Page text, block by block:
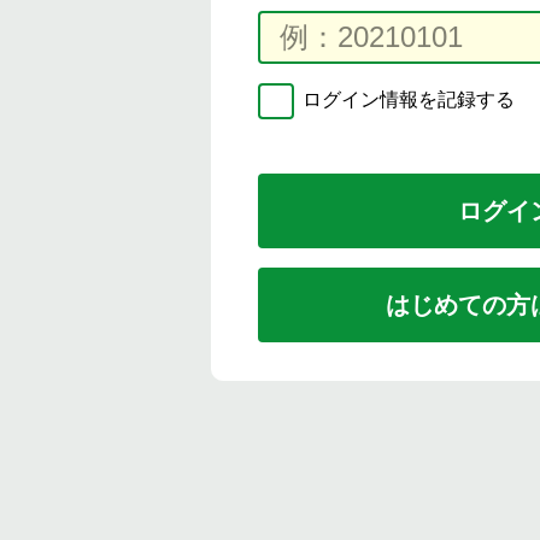
ログイン情報を記録する
はじめての方